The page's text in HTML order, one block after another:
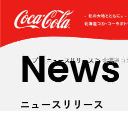
トップ ニュースリリース 北海道コ
ニュースリリース